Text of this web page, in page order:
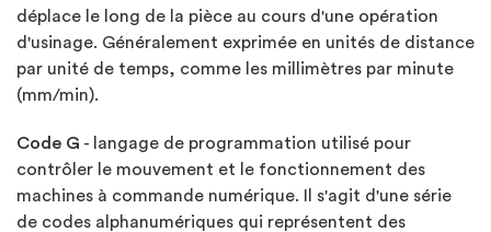
déplace le long de la pièce au cours d'une opération
d'usinage. Généralement exprimée en unités de distance
par unité de temps, comme les millimètres par minute
(mm/min).
Code G - langage de programmation utilisé pour
contrôler le mouvement et le fonctionnement des
machines à commande numérique. Il s'agit d'une série
de codes alphanumériques qui représentent des